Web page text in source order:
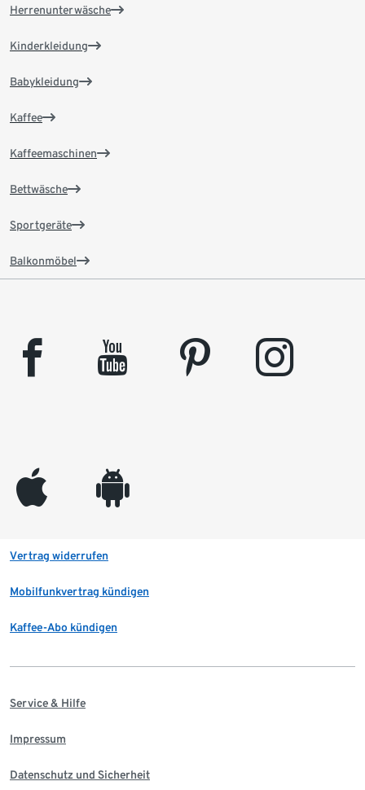
Herrenunterwäsche
Kinderkleidung
Babykleidung
Kaffee
Kaffeemaschinen
Bettwäsche
Sportgeräte
Balkonmöbel
facebook youtube pinterest instagram
appleinc android
Vertrag widerrufen
Mobilfunkvertrag kündigen
Kaffee-Abo kündigen
Service & Hilfe
Impressum
Datenschutz und Sicherheit